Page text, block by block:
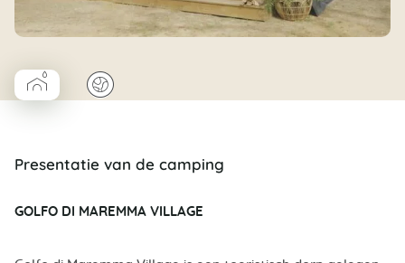
▰Coco Cabane salle d’eau
🌍
Presentatie van de camping
GOLFO DI MAREMMA VILLAGE